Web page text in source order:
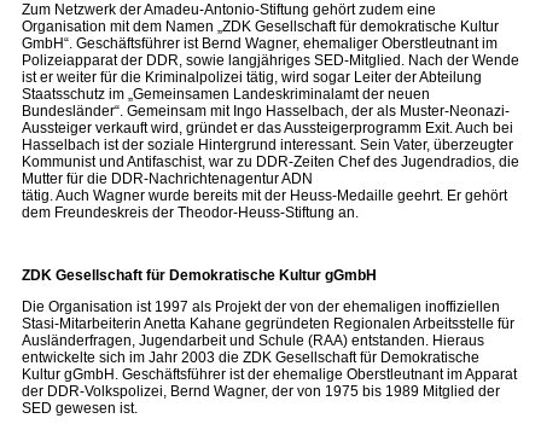
Zum Netzwerk der Amadeu-Antonio-Stiftung gehört zudem eine
Organisation mit dem Namen „ZDK Gesellschaft für demokratische Kultur
GmbH“. Geschäftsführer ist Bernd Wagner, ehemaliger Oberstleutnant im
Polizeiapparat der DDR, sowie langjähriges SED-Mitglied. Nach der Wende
ist er weiter für die Kriminalpolizei tätig, wird sogar Leiter der Abteilung
Staatsschutz im „Gemeinsamen Landeskriminalamt der neuen
Bundesländer“. Gemeinsam mit Ingo Hasselbach, der als Muster-Neonazi-
Aussteiger verkauft wird, gründet er das Aussteigerprogramm Exit. Auch bei
Hasselbach ist der soziale Hintergrund interessant. Sein Vater, überzeugter
Kommunist und Antifaschist, war zu DDR-Zeiten Chef des Jugendradios, die
Mutter für die DDR-Nachrichtenagentur ADN
tätig. Auch Wagner wurde bereits mit der Heuss-Medaille geehrt. Er gehört
dem Freundeskreis der Theodor-Heuss-Stiftung an.
ZDK Gesellschaft für Demokratische Kultur gGmbH
Die Organisation ist 1997 als Projekt der von der ehemaligen inoffiziellen
Stasi-Mitarbeiterin Anetta Kahane gegründeten Regionalen Arbeitsstelle für
Ausländerfragen, Jugendarbeit und Schule (RAA) entstanden. Hieraus
entwickelte sich im Jahr 2003 die ZDK Gesellschaft für Demokratische
Kultur gGmbH. Geschäftsführer ist der ehemalige Oberstleutnant im Apparat
der DDR-Volkspolizei, Bernd Wagner, der von 1975 bis 1989 Mitglied der
SED gewesen ist.